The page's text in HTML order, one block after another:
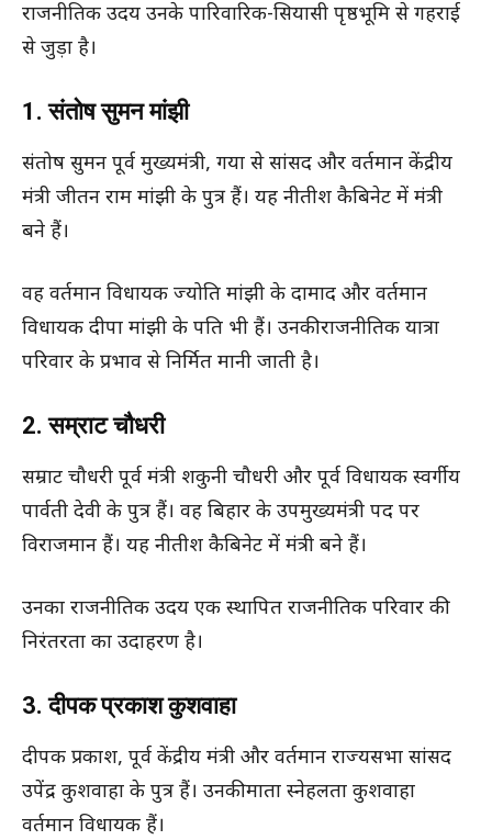
राजनीतिक उदय उनके पारिवारिक-सियासी पृष्ठभूमि से गहराई
से जुड़ा है।
1. संतोष सुमन मांझी
संतोष सुमन पूर्व मुख्यमंत्री, गया से सांसद और वर्तमान केंद्रीय
मंत्री जीतन राम मांझी के पुत्र हैं। यह नीतीश कैबिनेट में मंत्री
बने हैं।
वह वर्तमान विधायक ज्योति मांझी के दामाद और वर्तमान
विधायक दीपा मांझी के पति भी हैं। उनकी राजनीतिक यात्रा
परिवार के प्रभाव से निर्मित मानी जाती है।
2. सम्राट चौधरी
सम्राट चौधरी पूर्व मंत्री शकुनी चौधरी और पूर्व विधायक स्वर्गीय
पार्वती देवी के पुत्र हैं। वह बिहार के उपमुख्यमंत्री पद पर
विराजमान हैं। यह नीतीश कैबिनेट में मंत्री बने हैं।
उनका राजनीतिक उदय एक स्थापित राजनीतिक परिवार की
निरंतरता का उदाहरण है।
3. दीपक प्रकाश कुशवाहा
दीपक प्रकाश, पूर्व केंद्रीय मंत्री और वर्तमान राज्यसभा सांसद
उपेंद्र कुशवाहा के पुत्र हैं। उनकी माता स्नेहलता कुशवाहा
वर्तमान विधायक हैं।